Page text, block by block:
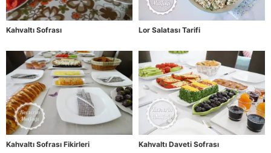
Kahvaltı Sofrası Lor Salatası Tarifi
Kahvaltı Sofrası Fikirleri Kahvaltı Daveti Sofrası